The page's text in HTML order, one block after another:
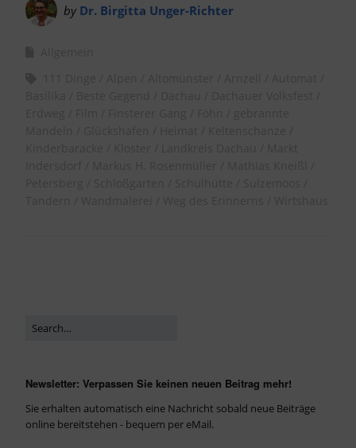
by Dr. Birgitta Unger-Richter
Newsletter: Verpassen Sie keinen neuen Beitrag mehr!
Sie erhalten automatisch eine Nachricht sobald neue Beiträge
online bereitstehen - bequem per eMail.